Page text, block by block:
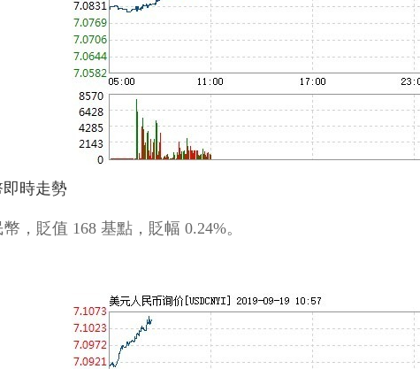
時走勢
，貶值 168 基點，貶幅 0.24%。